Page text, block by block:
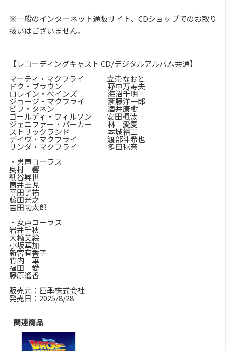
※一般のインターネット通販サイト、CDショップでのお取り
扱いはございません。
【レコーディングキャスト CD/デジタルアルバム共通】
マーティ・マクフライ 立崇なおと
ドク・ブラウン 野中万寿夫
ロレイン・べインズ 海沼千明
ジョージ・マクフライ 斎藤洋一郎
ビフ・タネン 酒井康樹
ゴールディ・ウィルソン 安田楓汰
ジェニファー・パーカー 林 愛夏
ストリックランド 本城裕二
デイヴ・マクフライ 渡部斗希也
リンダ・マクフライ 多田毬奈
・男声コーラス
奥村 響
紙谷昇世
筒井圭児
平田了祐
藤田光之
吉田功太郎
・女声コーラス
岩井千秋
大橋美絵
小坂華加
新宮有香子
竹内 華
福田 愛
藤原遙香
販売元：四季株式会社
発売日：2025/8/28
関連商品